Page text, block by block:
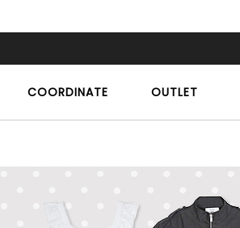
COORDINATE OUTLET